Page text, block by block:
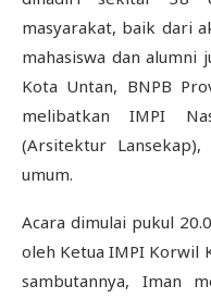
masyarakat, baik dari
mahasiswa dan alumni
Kota Untan, BNPB
melibatkan IMPI
(Arsitektur Lansekap),
umum.
Acara dimulai pukul
oleh Ketua IMPI Korwil
sambutannya, Iman